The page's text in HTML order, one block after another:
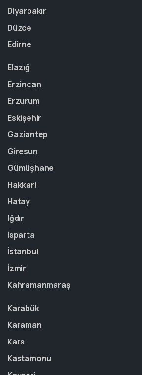
Diyarbakır
Düzce
Edirne
Elazığ
Erzincan
Erzurum
Eskişehir
Gaziantep
Giresun
Gümüşhane
Hakkari
Hatay
Iğdır
Isparta
İstanbul
İzmir
Kahramanmaraş
Karabük
Karaman
Kars
Kastamonu